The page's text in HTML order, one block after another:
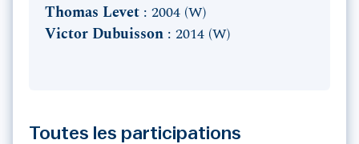
Thomas Levet : 2004 (W)
Victor Dubuisson : 2014 (W)
Toutes les participations